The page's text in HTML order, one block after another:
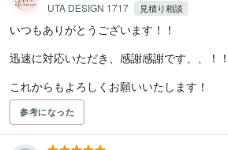
UTA DESIGN 1717 見積り相談
いつもありがとうございます！！
迅速に対応いただき、感謝感謝です、、！！
これからもよろしくお願いいたします！
参考になった